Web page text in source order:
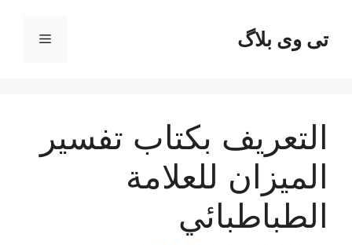
محتواتی وی بلاگ فهرست
التعريف بكتاب تفسير
الميزان للعلامة
الطباطبائي